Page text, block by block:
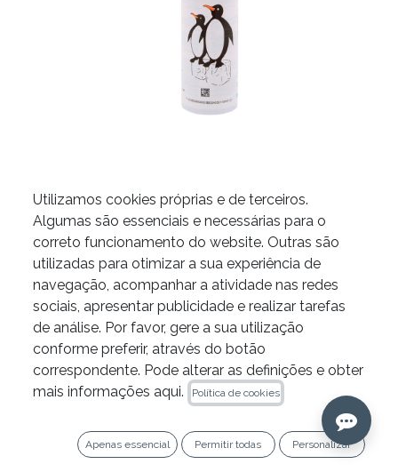
Spray Frio Roeko Endo-
Frost da Coltene
12.00€
Ref. 241000
Utilizamos cookies próprias e de terceiros.
Algumas são essenciais e necessárias para o
correto funcionamento do website. Outras são
utilizadas para otimizar a sua experiência de
navegação, acompanhar a atividade nas redes
sociais, apresentar publicidade e realizar tarefas
de análise. Por favor, gere a sua utilização
conforme preferir, através do botão
correspondente. Pode alterar as definições e obter
mais informações aqui.
Política de cookies
Apenas essencial Permitir todas Personalizar